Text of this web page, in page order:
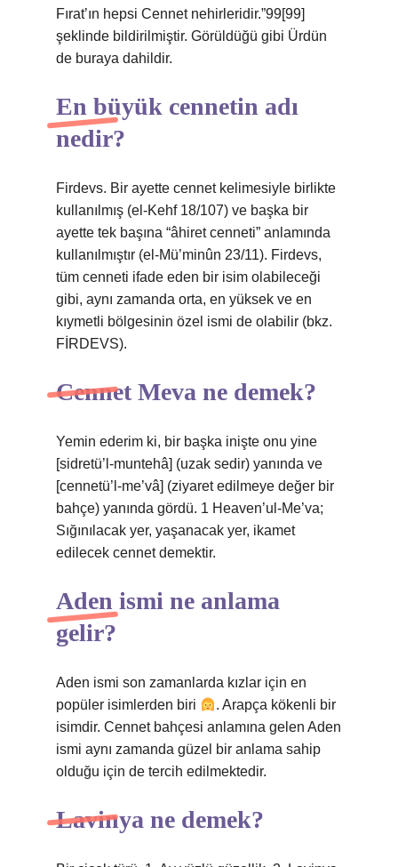
Fırat’ın hepsi Cennet nehirleridir.”99[99]
şeklinde bildirilmiştir. Görüldüğü gibi Ürdün
de buraya dahildir.
En büyük cennetin adı
nedir?
Firdevs. Bir ayette cennet kelimesiyle birlikte
kullanılmış (el-Kehf 18/107) ve başka bir
ayette tek başına “âhiret cenneti” anlamında
kullanılmıştır (el-Mü’minûn 23/11). Firdevs,
tüm cenneti ifade eden bir isim olabileceği
gibi, aynı zamanda orta, en yüksek ve en
kıymetli bölgesinin özel ismi de olabilir (bkz.
FİRDEVS).
Cennet Meva ne demek?
Yemin ederim ki, bir başka inişte onu yine
[sidretü’l-muntehâ] (uzak sedir) yanında ve
[cennetü’l-me’vâ] (ziyaret edilmeye değer bir
bahçe) yanında gördü. 1 Heaven’ul-Me’va;
Sığınılacak yer, yaşanacak yer, ikamet
edilecek cennet demektir.
Aden ismi ne anlama
gelir?
Aden ismi son zamanlarda kızlar için en
popüler isimlerden biri
. Arapça kökenli bir
isimdir. Cennet bahçesi anlamına gelen Aden
ismi aynı zamanda güzel bir anlama sahip
olduğu için de tercih edilmektedir.
Lavinya ne demek?